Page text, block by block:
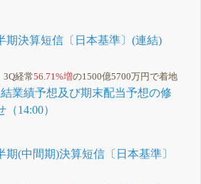
期決算短信〔日本基準〕(連結)
3Q経常56.71%増の1500億5700万円で着地
業績予想及び期末配当予想の修
14:00）
期(中間期)決算短信〔日本基準〕